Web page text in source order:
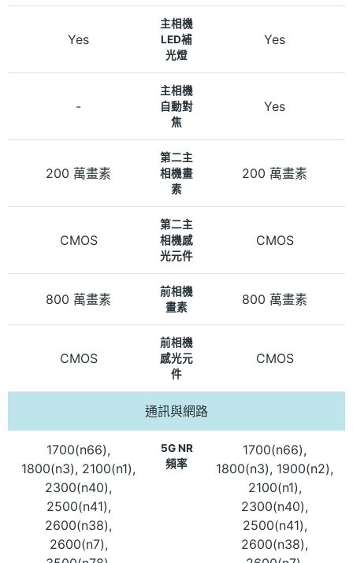
Yes
主相機
LED補
光燈
Yes
-
主相機
自動對
焦
Yes
200 萬畫素
第二主
相機畫
素
200 萬畫素
CMOS
第二主
相機感
光元件
CMOS
800 萬畫素
前相機
畫素
800 萬畫素
CMOS
前相機
感光元
件
CMOS
通訊與網路
1700(n66),
1800(n3), 2100(n1),
2300(n40),
2500(n41),
2600(n38),
2600(n7),
5G NR
頻率
1700(n66),
1800(n3), 1900(n2),
2100(n1),
2300(n40),
2500(n41),
2600(n38),